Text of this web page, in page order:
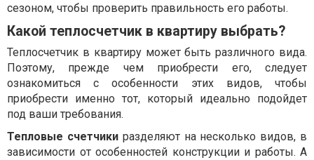
сезоном, чтобы проверить правильность его работы.
Какой теплосчетчик в квартиру выбрать?
Теплосчетчик в квартиру может быть различного вида.
Поэтому, прежде чем приобрести его, следует
ознакомиться с особенности этих видов, чтобы
приобрести именно тот, который идеально подойдет
под ваши требования.
Тепловые счетчикиразделяют на несколько видов, в
зависимости от особенностей конструкции и работы. А